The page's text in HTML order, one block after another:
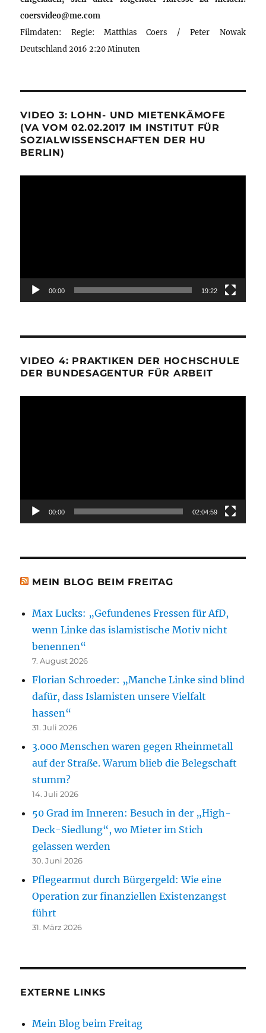
coersvideo@me.com
Filmdaten: Regie: Matthias Coers / Peter Nowak
Deutschland 2016 2:20 Minuten
VIDEO 3: LOHN- UND MIETENKÄMOFE
(VA VOM 02.02.2017 IM INSTITUT FÜR
SOZIALWISSENSCHAFTEN DER HU
BERLIN)
00:00 19:22
VIDEO 4: PRAKTIKEN DER HOCHSCHULE
DER BUNDESAGENTUR FÜR ARBEIT
00:00 02:04:59
MEIN BLOG BEIM FREITAG
Max Lucks: „Gefundenes Fressen für AfD,
wenn Linke das islamistische Motiv nicht
benennen“
7. August 2026
Florian Schroeder: „Manche Linke sind blind
dafür, dass Islamisten unsere Vielfalt
hassen“
31. Juli 2026
3.000 Menschen waren gegen Rheinmetall
auf der Straße. Warum blieb die Belegschaft
stumm?
14. Juli 2026
50 Grad im Inneren: Besuch in der „High-
Deck-Siedlung“, wo Mieter im Stich
gelassen werden
30. Juni 2026
Pflegearmut durch Bürgergeld: Wie eine
Operation zur finanziellen Existenzangst
führt
31. März 2026
EXTERNE LINKS
Mein Blog beim Freitag